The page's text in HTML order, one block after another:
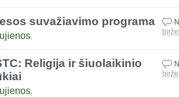
suvažiavimo programa
.
Religija ir šiuolaikinio
.